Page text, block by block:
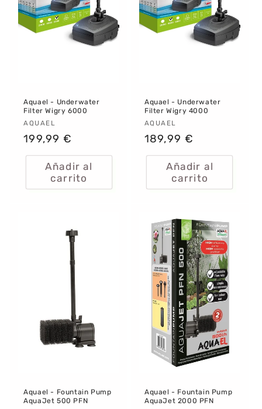
Aquael - Underwater
Filter Wigry 6000
Proveedor:
AQUAEL
Precio
habitual
199,99 €
Añadir al
carrito
Aquael - Underwater
Filter Wigry 4000
Proveedor:
AQUAEL
Precio
habitual
189,99 €
Añadir al
carrito
Aquael - Fountain Pump
AquaJet 500 PFN
Aquael - Fountain Pump
AquaJet 2000 PFN